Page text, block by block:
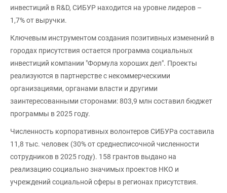
инвестиций в R&D, СИБУР находится на уровне лидеров –
1,7% от выручки.
Ключевым инструментом создания позитивных изменений в
городах присутствия остается программа социальных
инвестиций компании "Формула хороших дел". Проекты
реализуются в партнерстве с некоммерческими
организациями, органами власти и другими
заинтересованными сторонами: 803,9 млн составил бюджет
программы в 2025 году.
Численность корпоративных волонтеров СИБУРа составила
11,8 тыс. человек (30% от среднесписочной численности
сотрудников в 2025 году). 158 грантов выдано на
реализацию социально значимых проектов НКО и
учреждений социальной сферы в регионах присутствия.